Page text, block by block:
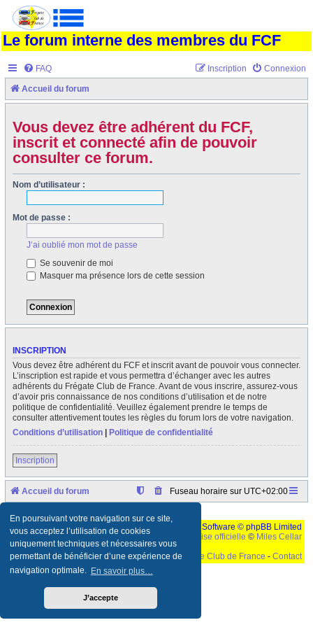
En poursuivant votre navigation sur ce site,
vous acceptez l’utilisation de cookies
uniquement techniques et nécessaires vous
permettant de bénéficier d’une expérience de
navigation optimale. En savoir plus…
J’accepte
Le forum interne des membres du FCF
FAQ Connexion
Inscription
Accueil du forum
Vous devez être adhérent du FCF,
inscrit et connecté afin de pouvoir
consulter ce forum.
Nom d’utilisateur :
Mot de passe :
J’ai oublié mon mot de passe
Se souvenir de moi
Masquer ma présence lors de cette session
INSCRIPTION
Vous devez être adhérent du FCF et inscrit avant de pouvoir vous connecter.
L’inscription est rapide et vous permettra d’échanger avec les autres
adhérents du Frégate Club de France. Avant de vous inscrire, assurez-vous
d’avoir pris connaissance de nos conditions d’utilisation et de notre
politique de confidentialité. Veuillez également prendre le temps de
consulter attentivement toutes les règles du forum lors de votre navigation.
Conditions d’utilisation
Politique de confidentialité
Inscription
Accueil du forum Fuseau horaire sur UTC+02:00
Développé parphpBB
® Forum Software © phpBB Limited
Traduction française officielle © Miles Cellar
©Le Frégate Club de France - Contact
Ceci est un texte de remplissage qui n'a pour but que forcer l'elargissement de la div page...
parametres d'affichage pas defaut de votre navigateur" faut bien trouver des paliatifs !